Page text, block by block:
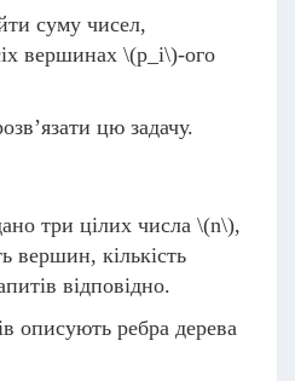
суму чисел,
вершинах \(p_i\)-ого
цю задачу.
три цілих числа \(n\),
вершин, кількість
відповідно.
описують ребра дерева